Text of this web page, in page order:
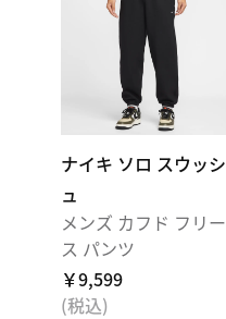
ナイキ ソロ スウッシ
ュ
メンズ カフド フリー
ス パンツ
￥9,599
(税込)